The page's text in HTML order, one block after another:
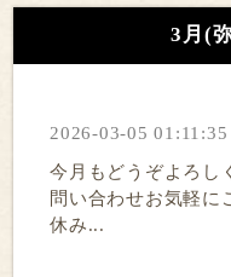
3月(
2026-03-05 01:11:35
今月もどうぞよろし
問い合わせお気軽に
休み...